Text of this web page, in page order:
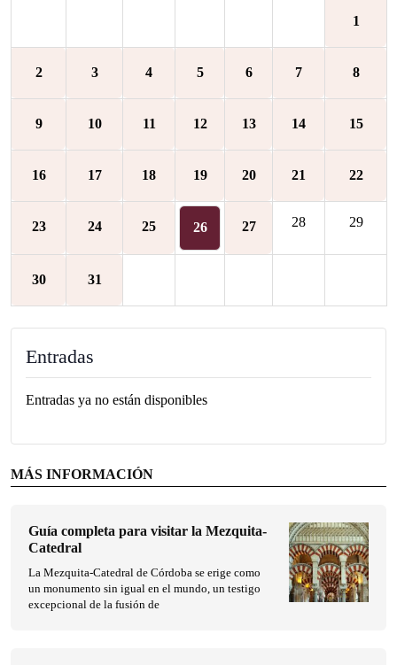
1
2 3 4 5 6 7 8
9 10 11 12 13 14 15
16 17 18 19 20 21 22
23 24 25 26 27 28 29
30 31
Entradas
Entradas ya no están disponibles
MÁS INFORMACIÓN
Guía completa para visitar la Mezquita-
Catedral
La Mezquita-Catedral de Córdoba se erige como
un monumento sin igual en el mundo, un testigo
excepcional de la fusión de